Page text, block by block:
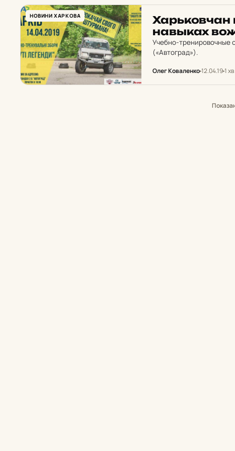
НОВИНИ ХАРКОВА
Харь­ков­чан
нав­ыках
Учебно-тренировочные
(«Автоград»).
Олег Коваленко12.04.191 хв